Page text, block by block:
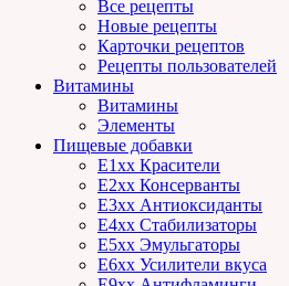
Все рецепты
Новые рецепты
Карточки рецептов
Рецепты пользователей
Витамины
Витамины
Элементы
Пищевые добавки
E1xx Красители
E2xx Консерванты
E3xx Антиоксиданты
E4xx Стабилизаторы
E5xx Эмульгаторы
E6xx Усилители вкуса